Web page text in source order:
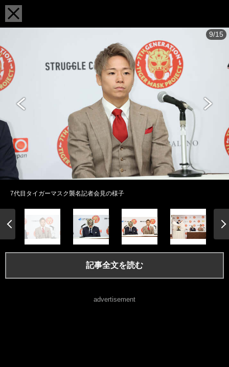
9/15
7代目タイガーマスク襲名記者会見の様子
記事全文を読む
advertisement